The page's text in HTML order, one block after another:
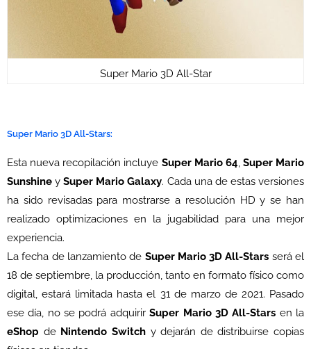
Super Mario 3D All-Star
Super Mario 3D All-Stars:
Esta nueva recopilación incluye Super Mario 64, Super Mario
Sunshine ySuper Mario Galaxy. Cada una de estas versiones
ha sido revisadas para mostrarse a resolución HD y se han
realizado optimizaciones en la jugabilidad para una mejor
experiencia.
La fecha de lanzamiento de Super Mario 3D All-Stars será el
18 de septiembre, la producción, tanto en formato físico como
digital, estará limitada hasta el 31 de marzo de 2021. Pasado
ese día, no se podrá adquirirSuper Mario 3D All-Stars en la
eShop de Nintendo Switchy dejarán de distribuirse copias